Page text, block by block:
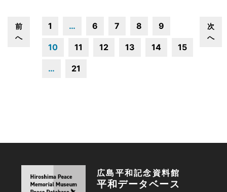
前
へ
1 … 6 7 8 9
10 11 12 13 14 15
… 21
次
へ
広島平和記念資料館
平和データベース